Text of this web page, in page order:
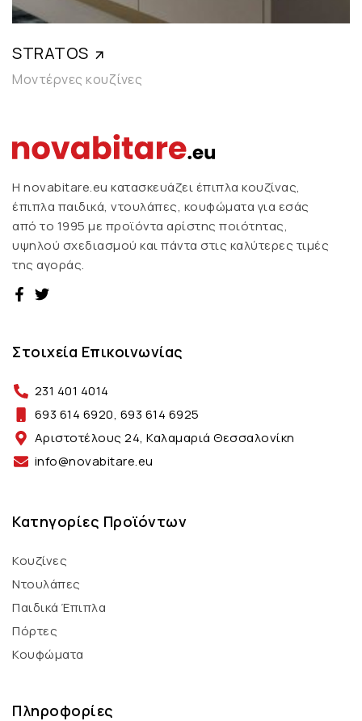
STRATOS
Μοντέρνες κουζίνες
H novabitare.eu κατασκευάζει έπιπλα κουζίνας,
έπιπλα παιδικά, ντουλάπες, κουφώματα για εσάς
από το 1995 με προϊόντα αρίστης ποιότητας,
υψηλού σχεδιασμού και πάντα στις καλύτερες τιμές
της αγοράς.
Στοιχεία Επικοινωνίας
231 401 4014
693 614 6920, 693 614 6925
Αριστοτέλους 24, Καλαμαριά Θεσσαλονίκη
info@novabitare.eu
Κατηγορίες Προϊόντων
Κουζίνες
Ντουλάπες
Παιδικά Έπιπλα
Πόρτες
Κουφώματα
Πληροφορίες